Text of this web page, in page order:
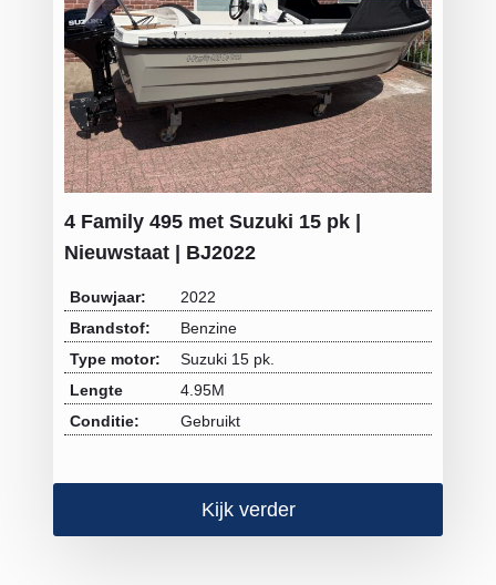
4 Family 495 met Suzuki 15 pk |
Nieuwstaat | BJ2022
Bouwjaar:
2022
Brandstof:
Benzine
Type motor:
Suzuki 15 pk.
Lengte
4.95M
Conditie:
Gebruikt
Kijk verder